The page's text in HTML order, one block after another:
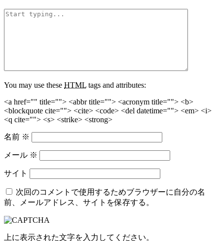
You may use these HTML tags and attributes:
<a href="" title=""> <abbr title=""> <acronym title=""> <b>
<blockquote cite=""> <cite> <code> <del datetime=""> <em> <i>
<q cite=""> <s> <strike> <strong>
名前 ※
メール ※
サイト
次回のコメントで使用するためブラウザーに自分の名
前、メールアドレス、サイトを保存する。
上に表示された文字を入力してください。